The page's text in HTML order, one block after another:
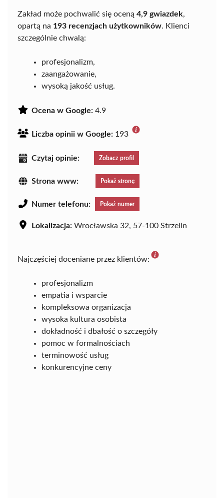
Zakład może pochwalić się oceną 4,9 gwiazdek,
opartą na 193 recenzjach użytkowników. Klienci
szczególnie chwalą:
profesjonalizm,
zaangażowanie,
wysoką jakość usług.
Ocena w Google: 4.9
Liczba opinii w Google: 193
Czytaj opinie: Zobacz profil
Strona www: Pokaż stronę
Numer telefonu: Pokaż numer
Lokalizacja: Wrocławska 32, 57-100 Strzelin
Najczęściej doceniane przez klientów:
profesjonalizm
empatia i wsparcie
kompleksowa organizacja
wysoka kultura osobista
dokładność i dbałość o szczegóły
pomoc w formalnościach
terminowość usług
konkurencyjne ceny